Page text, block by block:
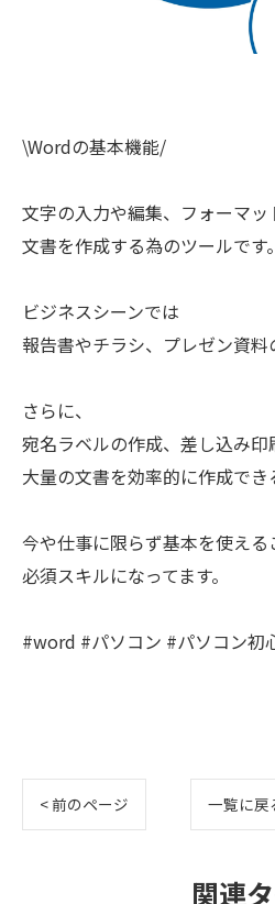
\Wordの基本機能/
文字の入力や編集、フォーマ
文書を作成する為のツールです。
ビジネスシーンでは
報告書やチラシ、プレゼン資料
さらに、
宛名ラベルの作成、差し込み印
大量の文書を効率的に作成でき
今や仕事に限らず基本を使える
必須スキルになってます。
#word #パソコン #パソコン初
< 前のページ 一覧に戻
関連